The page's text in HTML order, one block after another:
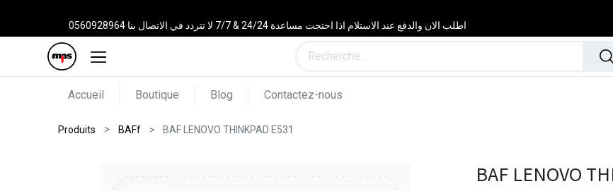
اطلب الان والدفع عند الاستلام اذا احتجت مساعدة 24/24 & 7/7 لا تتردد في الاتصال بنا 0560928964
Accueil Boutique Blog Contactez-nous
Produits BAFf BAF LENOVO THINKPAD E531
BAF LENOVO